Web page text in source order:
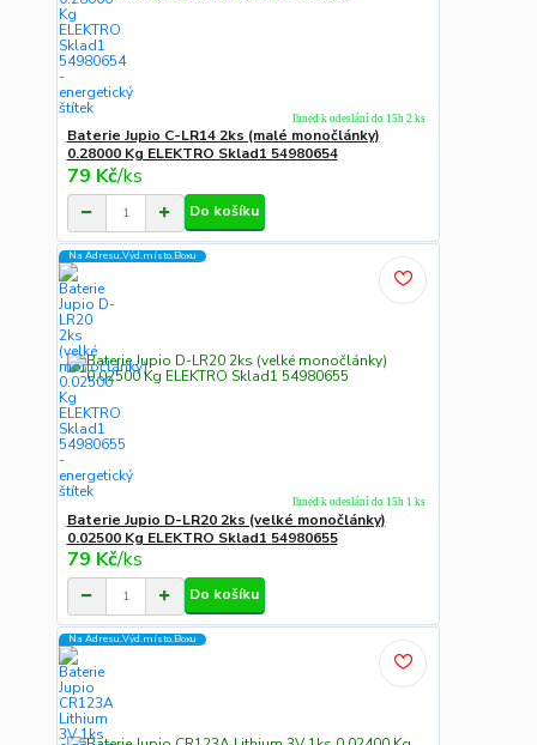
Baterie Jupio C-LR14 2ks (malé monočlánky)
0.28000 Kg ELEKTRO Sklad1 54980654
79 Kč/ks
Ihned k odeslání do 15h 2 ks
Do košíku
Na Adresu,Výd.místo,Boxu
Baterie Jupio D-LR20 2ks (velké monočlánky)
0.02500 Kg ELEKTRO Sklad1 54980655
79 Kč/ks
Ihned k odeslání do 15h 1 ks
Do košíku
Na Adresu,Výd.místo,Boxu